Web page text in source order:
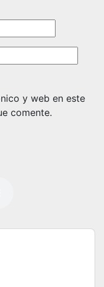
y web en este
comente.